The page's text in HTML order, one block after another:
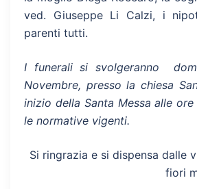
ved. Giuseppe Li Calzi, i
parenti tutti.
I funerali si svolgeranno
Novembre, presso la chiesa
inizio della Santa Messa alle ore
le normative vigenti.
Si ringrazia e si dispensa dalle
fiori